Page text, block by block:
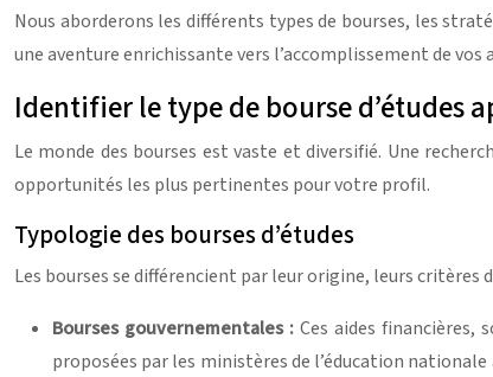
Nous aborderons les différents types de bourses, les
une aventure enrichissante vers l’accomplissement de vos
Identifier le type de bourse d’études
Le monde des bourses est vaste et diversifié. Une
opportunités les plus pertinentes pour votre profil.
Typologie des bourses d’études
Les bourses se différencient par leur origine, leurs
Bourses gouvernementales : Ces aides financières,
proposées par les ministères de l’éducation